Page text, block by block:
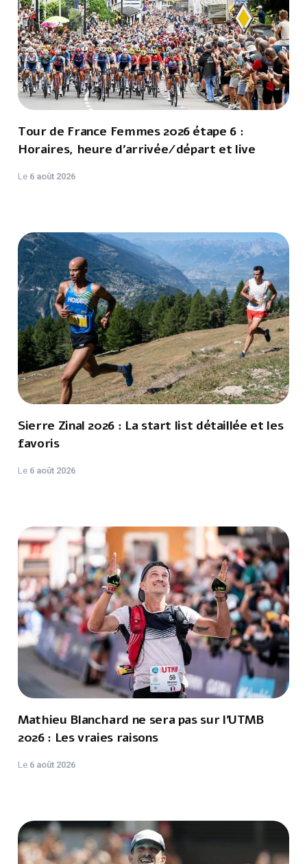
Tour de France Femmes 2026 étape 6 :
Horaires, heure d'arrivée/départ et live
Le 6 août 2026
Sierre Zinal 2026 : La start list détaillée et les
favoris
Le 6 août 2026
Mathieu Blanchard ne sera pas sur l'UTMB
2026 : Les vraies raisons
Le 6 août 2026